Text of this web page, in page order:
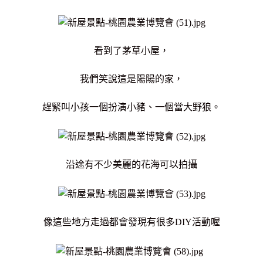
看到了茅草小屋，
我們笑說這是陽陽的家，
趕緊叫小孩一個扮演小豬、一個當大野狼。
沿途有不少美麗的花海可以拍攝
像這些地方走過都會發現有很多DIY活動喔